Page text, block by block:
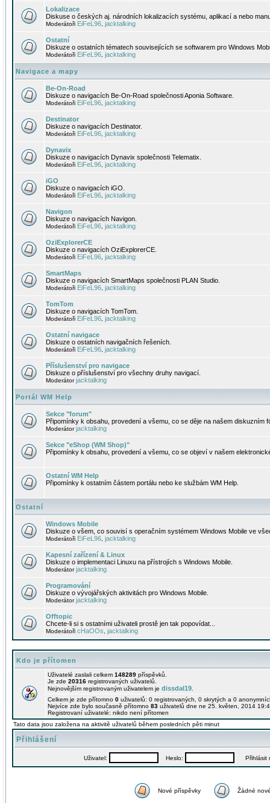
Lokalizace
Diskuse o českých aj. národních lokalizacích systému, aplikací a nebo
Moderátoři EiFeL96 jacktalking
Ostatní
Diskuze o ostatních tématech souvisejících se softwarem pro Windows
Moderátoři EiFeL96 jacktalking
Navigace a mapy
Be-On-Road
Diskuze o navigacích Be-On-Road společnosti Aponia Software.
Moderátoři EiFeL96 jacktalking
Destinator
Diskuze o navigacích Destinator.
Moderátoři EiFeL96 jacktalking
Dynavix
Diskuze o navigacích Dynavix společnosti Telematix.
Moderátoři EiFeL96 jacktalking
iGO
Diskuze o navigacích iGO.
Moderátoři EiFeL96 jacktalking
Navigon
Diskuze o navigacích Navigon.
Moderátoři EiFeL96 jacktalking
OziExplorerCE
Diskuze o navigacích OziExplorerCE.
Moderátoři EiFeL96 jacktalking
SmartMaps
Diskuze o navigacích SmartMaps společnosti PLAN Studio.
Moderátoři EiFeL96 jacktalking
TomTom
Diskuze o navigacích TomTom.
Moderátoři EiFeL96 jacktalking
Ostatní navigace
Diskuze o ostatních navigačních řešeních.
Moderátoři EiFeL96 jacktalking
Příslušenství pro navigace
Diskuze o příslušenství pro všechny druhy navigací.
Moderátorjacktalking
Portál WM Help
Sekce "forum"
Připomínky k obsahu, provedení a všemu, co se děje na našem diskuzním
Moderátorjacktalking
Sekce "eShop (WM Shop)"
Připomínky k obsahu, provedení a všemu, co se objeví v našem
Ostatní WM Help
Připomínky k ostatním částem portálu nebo ke službám WM Help.
Ostatní
Windows Mobile
Diskuze o všem, co souvisí s operačním systémem Windows Mobile ve
Moderátoři EiFeL96 jacktalking
Kapesní zařízení & Linux
Diskuze o implementaci Linuxu na přístrojích s Windows Mobile.
Moderátorjacktalking
Programování
Diskuze o vývojářských aktivitách pro Windows Mobile.
Moderátorjacktalking
Offtopic
Chcete-li si s ostatními uživateli prostě jen tak popovídat...
Moderátoři cHaOOs jacktalking
Kdo je přítomen
Uživatelé zaslali celkem 148289 příspěvků.
Je zde 20316 registrovaných uživatelů.
Nejnovějším registrovaným uživatelem je dissdal19
Celkem je zde přítomno 0 uživatelů: 0 registrovaných, 0 skrytých a 0
Nejvíce zde bylo současně přítomno 83 uživatelů dne ne 25. květen, 2014
Registrovaní uživatelé: nikdo není přítomen
Tato data jsou založena na aktivitě uživatelů během posledních pěti minut
Přihlášení
Uživatel: Heslo: Přihlásit
Nové příspěvky Žádné